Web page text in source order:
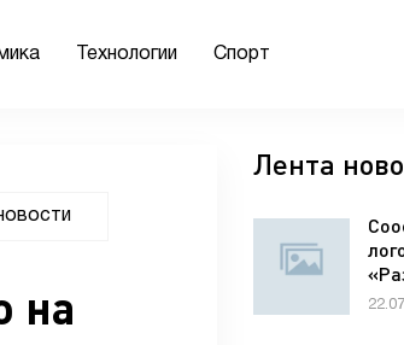
Технологии Спорт
на
Лента